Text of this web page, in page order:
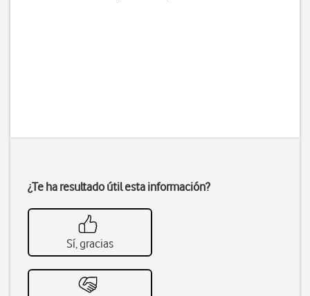
¿Te ha resultado útil esta información?
Sí, gracias